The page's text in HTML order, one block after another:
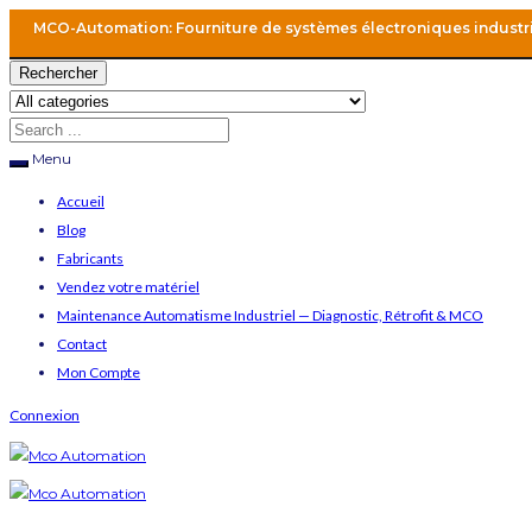
MCO-Automation: Fourniture de systèmes électroniques
Rechercher
Menu
Accueil
Blog
Fabricants
Vendez votre matériel
Maintenance Automatisme Industriel — Diagnostic, Rétrofit & MCO
Contact
Mon Compte
Connexion